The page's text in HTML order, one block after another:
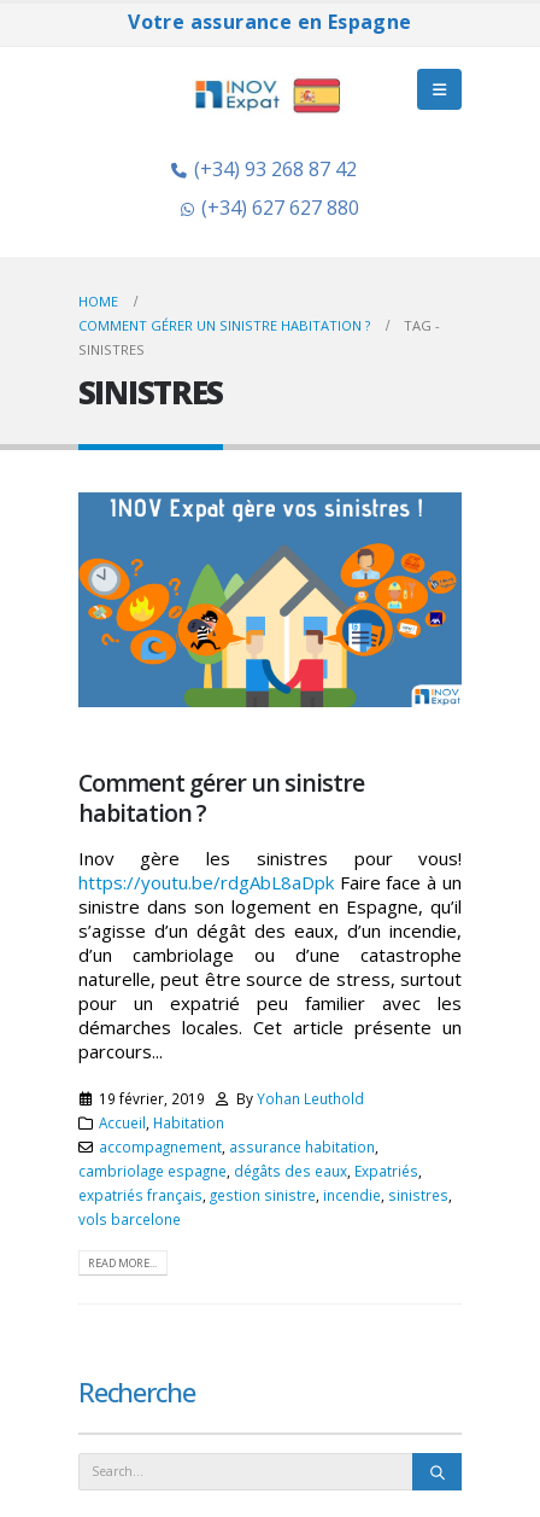
Votre assurance en Espagne
(+34) 93 268 87 42
(+34) 627 627 880
HOME
COMMENT GÉRER UN SINISTRE HABITATION ?
TAG -
SINISTRES
SINISTRES
Comment gérer un sinistre
habitation ?
Inov gère les sinistres pour vous!
https://youtu.be/rdgAbL8aDpkFaire face à un
sinistre dans son logement en Espagne, qu’il
s’agisse d’un dégât des eaux, d’un incendie,
d’un cambriolage ou d’une catastrophe
naturelle, peut être source de stress, surtout
pour un expatrié peu familier avec les
démarches locales. Cet article présente un
parcours...
19 février, 2019 ByYohan Leuthold
Accueil Habitation
accompagnement assurance habitation
cambriolage espagne dégâts des eaux, Expatriés
expatriés français gestion sinistre incendie sinistres
vols barcelone
READ MORE...
Recherche